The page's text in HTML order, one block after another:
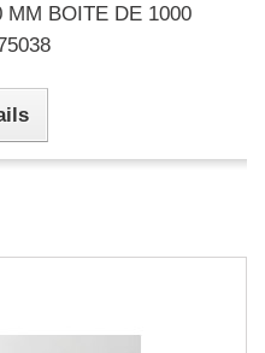
MM BOITE DE 1000